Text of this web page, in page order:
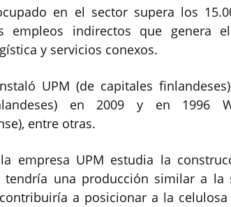
en el sector supera los
empleos indirectos que genera
y servicios conexos.
UPM (de capitales
en 2009 y en 1996
entre otras.
empresa UPM estudia la
tendría una producción similar a
a posicionar a la